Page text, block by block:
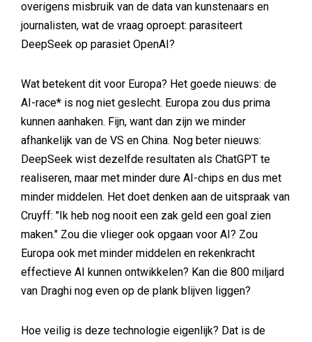
overigens misbruik van de data van kunstenaars en
journalisten, wat de vraag oproept: parasiteert
DeepSeek op parasiet OpenAI?
Wat betekent dit voor Europa? Het goede nieuws: de
AI-race* is nog niet geslecht. Europa zou dus prima
kunnen aanhaken. Fijn, want dan zijn we minder
afhankelijk van de VS en China. Nog beter nieuws:
DeepSeek wist dezelfde resultaten als ChatGPT te
realiseren, maar met minder dure AI-chips en dus met
minder middelen. Het doet denken aan de uitspraak van
Cruyff: "Ik heb nog nooit een zak geld een goal zien
maken." Zou die vlieger ook opgaan voor AI? Zou
Europa ook met minder middelen en rekenkracht
effectieve AI kunnen ontwikkelen? Kan die 800 miljard
van Draghi nog even op de plank blijven liggen?
Hoe veilig is deze technologie eigenlijk? Dat is de